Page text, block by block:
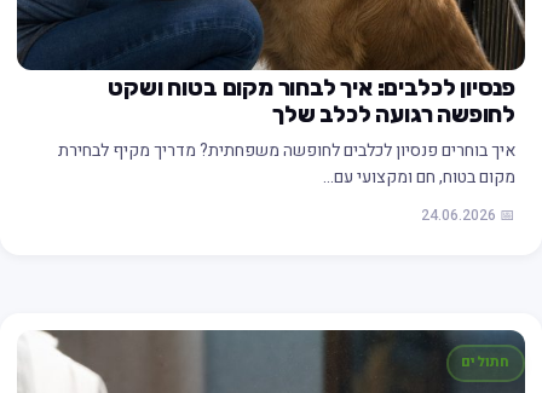
פנסיון לכלבים: איך לבחור מקום בטוח ושקט
לחופשה רגועה לכלב שלך
איך בוחרים פנסיון לכלבים לחופשה משפחתית? מדריך מקיף לבחירת
מקום בטוח, חם ומקצועי עם…
📅 24.06.2026
חתולים